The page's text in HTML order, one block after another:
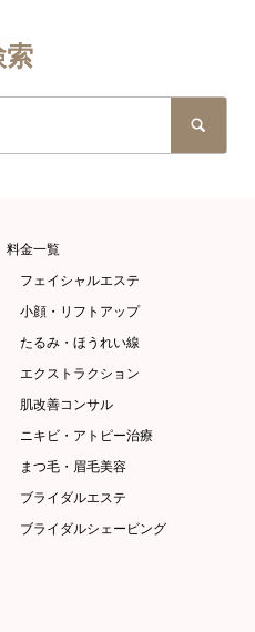
索
料金一覧
フェイシャルエステ
小顔・リフトアップ
たるみ・ほうれい線
エクストラクション
肌改善コンサル
ニキビ・アトピー治療
まつ毛・眉毛美容
ブライダルエステ
ブライダルシェービング